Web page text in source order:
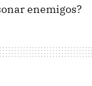
enemigos?